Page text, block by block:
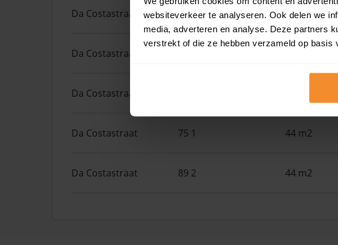
websiteverkeer te analyseren. Ook delen we
media, adverteren en analyse. Deze partners
verstrekt of die ze hebben verzameld op basis
Da Costastraat 98 34 m2
Da Costastraat
Da Costastraat
Da Costastraat 75 1 44 m2
Da Costastraat 89 2 44 m2